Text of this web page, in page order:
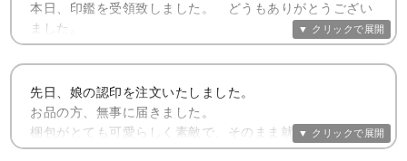
既製品ではなく、オーダーメイドで作った印鑑が欲しくて
初めてお申し込みさせていただきました。
また、ホームページを拝見させて頂き、何となくピンと来
た感じがありましたので、これも ご縁と思いまして。２０
数年ぶりに印鑑を注文しました。
しょっちゅう使うものではありませんが、自分で注文して
納得した物は大切にしますし、 自分の気持ちも引き締まり
本日、印鑑を受領致しました。 どうもありがとうござい
ました。
いつもとてもご丁寧に包装してくださり、お心づくしに感
謝しております。
以前お作りいただきました実印と銀行印に続き、このたび
の認印と、大変良い印 鑑を揃えることができましたこと、
先日、娘の認印を注文いたしました。
お品の方、無事に届きました。
梱包がとても可愛らしく素敵で、そのまま就職内定のお祝
いに娘に渡せました。